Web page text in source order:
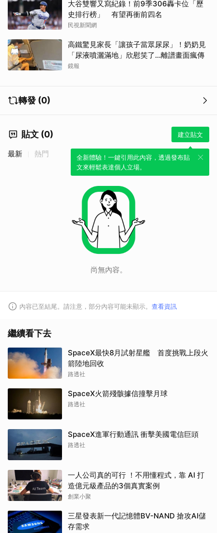
大谷雙響又寫紀錄！前9季306轟卡位「歷
史排行榜」 有望再衝前四名
民視新聞網
高鐵驚見家長「讓孩子當眾尿尿」！奶奶見
「尿液噴灑滿地」欣慰笑了…離譜畫面瘋傳
鏡報
轉發 (0)
貼文 (0) 建立貼文
全新體驗！一鍵引用此內容，透過發布貼
文來輕鬆表達個人立場。
最新 熱門
尚無內容。
內容已至結尾。請注意，部分內容可能未顯示。 查看資訊
繼續看下去
SpaceX最快8月試射星艦 首度挑戰上段火
箭陸地回收
路透社
SpaceX火箭殘骸據信撞擊月球
路透社
SpaceX進軍行動通訊 衝擊美國電信巨頭
路透社
一人公司真的可行 ！不用懂程式，靠 AI 打
造億元級產品的3個真實案例
創業小聚
三星發表新一代記憶體BV-NAND 搶攻AI儲
存需求